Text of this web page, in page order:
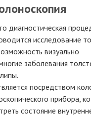
диагностическая
исследование
визуально
заболевания
посредством
прибора,
состояние